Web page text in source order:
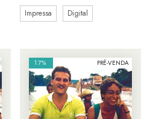
Impressa Digital
17% PRÉ-VENDA